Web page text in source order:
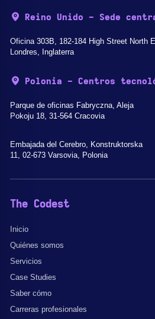
Reino Unido - Sede
Oficina 303B, 182-184 High Street North
Londres, Inglaterra
Polonia - Centros
Parque de oficinas Fabryczna, Aleja
Pokoju 18, 31-564 Cracovia
Embajada del Cerebro, Konstruktorska
11, 02-673 Varsovia, Polonia
The Codest
Inicio
Quiénes somos
Servicios
Case Studies
Saber cómo
Carreras profesionales